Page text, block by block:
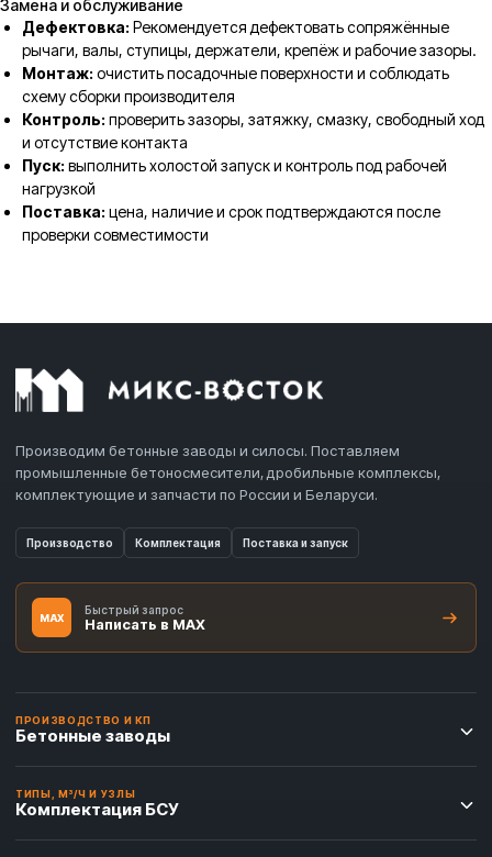
Замена и обслуживание
Дефектовка: Рекомендуется дефектовать сопряжённые
рычаги, валы, ступицы, держатели, крепёж и рабочие зазоры.
Монтаж: очистить посадочные поверхности и соблюдать
схему сборки производителя
Контроль: проверить зазоры, затяжку, смазку, свободный ход
и отсутствие контакта
Пуск: выполнить холостой запуск и контроль под рабочей
нагрузкой
Поставка: цена, наличие и срок подтверждаются после
проверки совместимости
Производим бетонные заводы и силосы. Поставляем
промышленные бетоносмесители, дробильные комплексы,
комплектующие и запчасти по России и Беларуси.
Производство Комплектация Поставка и запуск
MAX
Быстрый запрос
Написать в MAX
ПРОИЗВОДСТВО И КП
Бетонные заводы
ТИПЫ, М³/Ч И УЗЛЫ
Комплектация БСУ